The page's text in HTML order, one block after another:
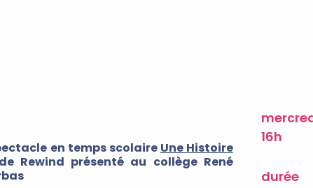
en temps scolaire Une Histoire
de Rewind présenté au collège René
16h
durée